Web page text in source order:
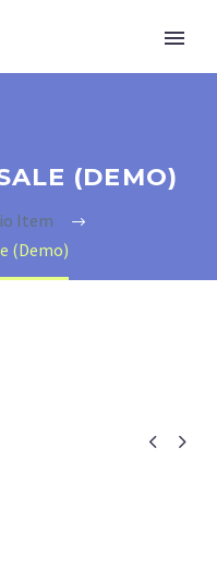
(DEMO)
Item
(Demo)
 